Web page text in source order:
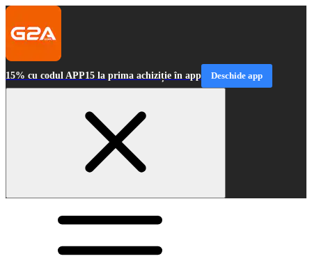
15% cu codul APP15 la prima achiziție în app Deschide app